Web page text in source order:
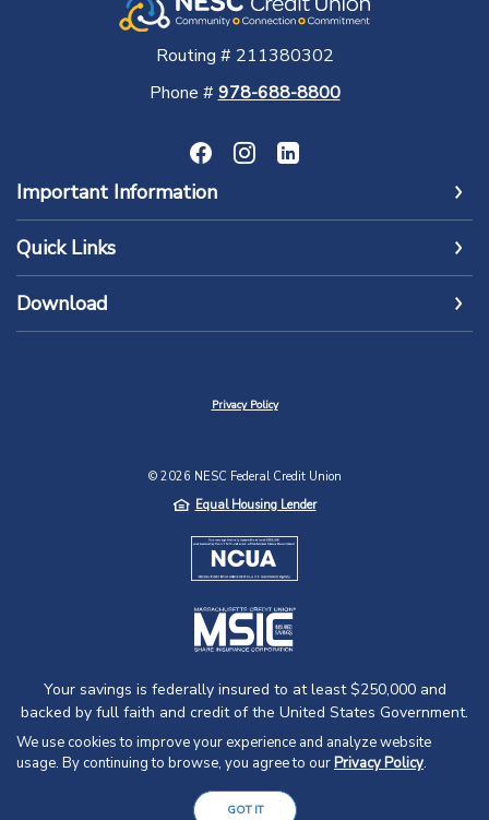
Routing # 211380302
Phone # 978-688-8800
Important Information
Quick Links
Download
Privacy Policy
© 2026 NESC Federal Credit Union
Equal Housing Lender
MSIC
Your savings is federally insured to at least $250,000 and
backed by full faith and credit of the United States Government.
National Credit Union Administration, a U.S. Government Agency.
We use cookies to improve your experience and analyze website
usage. By continuing to browse, you agree to ourPrivacy Policy.
GOT IT